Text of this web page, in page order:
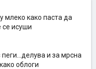
млеко како паста да
се исуши
и за мрсна
облоги